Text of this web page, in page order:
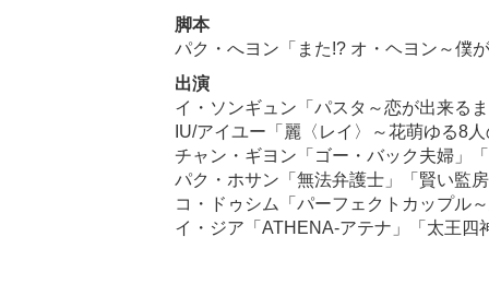
脚本
パク・へヨン「また!? オ・ヘヨン～僕
出演
イ・ソンギュン「パスタ～恋が出来る
IU/アイユー「麗〈レイ〉～花萌ゆる8
チャン・ギヨン「ゴー・バック夫婦」
パク・ホサン「無法弁護士」「賢い監
コ・ドゥシム「パーフェクトカップル
イ・ジア「ATHENA-アテナ」「太王四